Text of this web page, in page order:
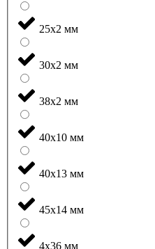
25x2 мм
30x2 мм
38x2 мм
40x10 мм
40x13 мм
45x14 мм
4x36 мм